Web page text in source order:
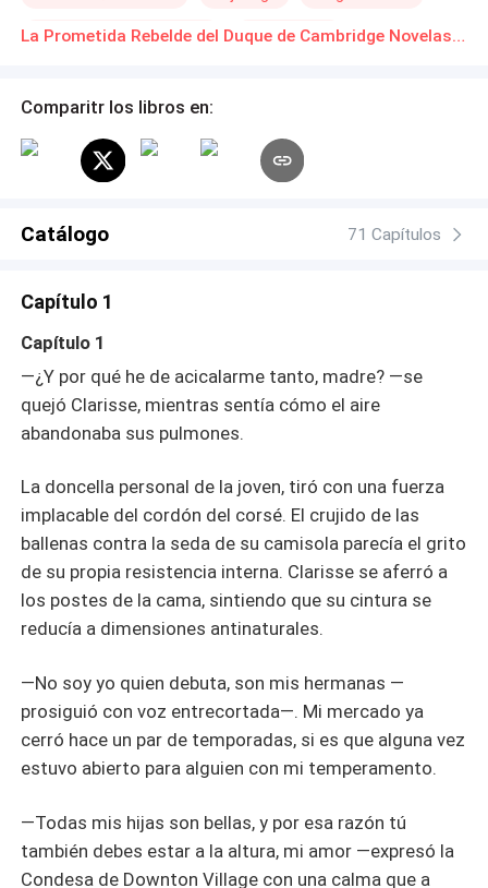
la figura de Mason Campbell, el peligroso y magnético
Duque de Cambridge. Tras un incidente desastroso en la
temporada: humillar al hombre más influyente de
cayeran rendidas a sus pies, quedó fascinado por la
resistencia gélida de la "solterona" Morrison. El castigo
poseía el poder para salvar la fortuna de los Morrison o
caricia era un desafío y cada palabra, una batalla de
secretos familiares que amenazaban con salir a la luz,
Clarisse descubrió que Mason no quería solo una
disculpa... quería domar el fuego que ella había
mantenido oculto bajo su piel. En aquella danza de poder
resistirse al hombre que estaba dispuesto a quemar
Londres entero con tal de poseerla?
Matrimonio por Contrato Primer Amor La Prometida Rebelde del Duque de Cambridge Novelas Online Descarga gratuita de PDF
Comparitr los libros en:
Catálogo 71 Capítulos
Capítulo 1
Capítulo 1
—¿Y por qué he de acicalarme tanto, madre? —se
quejó Clarisse, mientras sentía cómo el aire
abandonaba sus pulmones.
La doncella personal de la joven, tiró con una fuerza
implacable del cordón del corsé. El crujido de las
ballenas contra la seda de su camisola parecía el grito
de su propia resistencia interna. Clarisse se aferró a
los postes de la cama, sintiendo que su cintura se
reducía a dimensiones antinaturales.
—No soy yo quien debuta, son mis hermanas —
prosiguió con voz entrecortada—. Mi mercado ya
cerró hace un par de temporadas, si es que alguna vez
estuvo abierto para alguien con mi temperamento.
—Todas mis hijas son bellas, y por esa razón tú
también debes estar a la altura, mi amor —expresó la
Condesa de Downton Village con una calma que a